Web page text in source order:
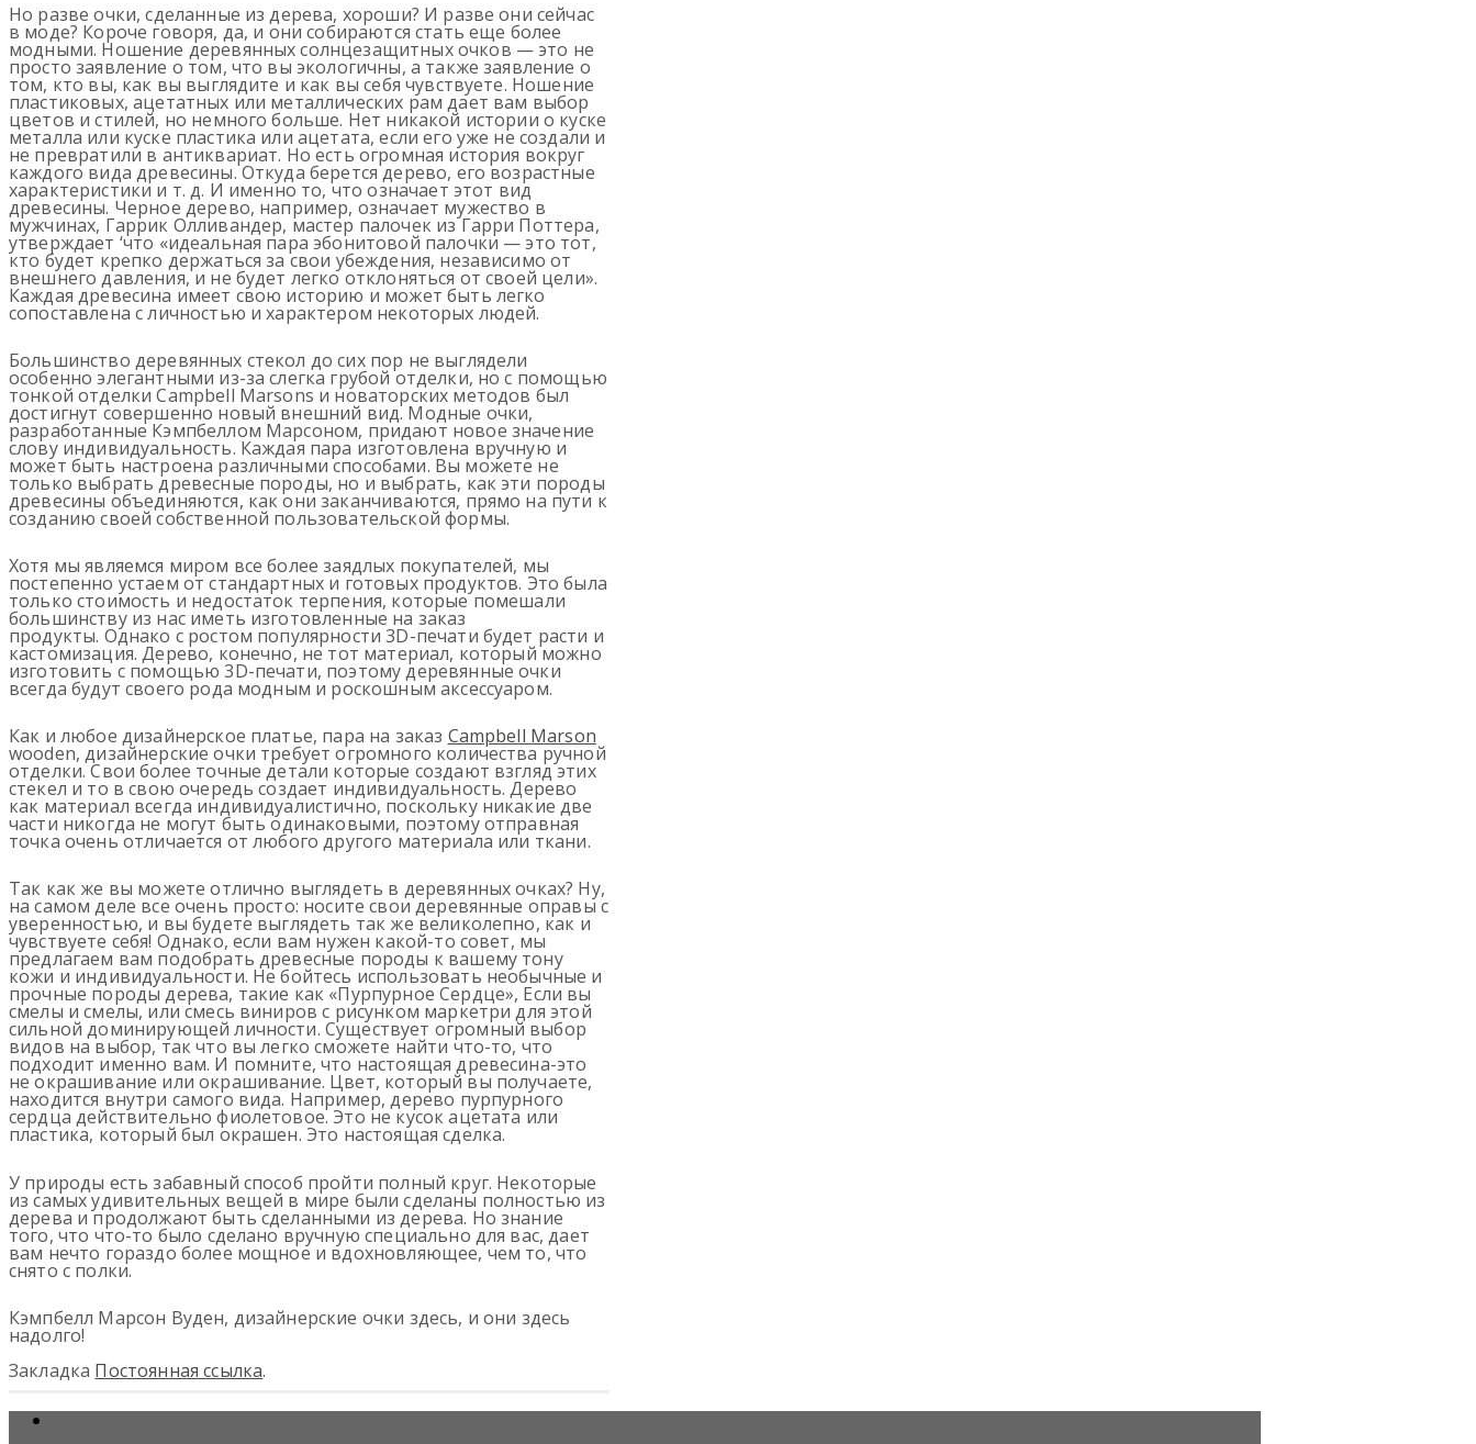
Но разве очки, сделанные из дерева, хороши? И разве они сейчас
в моде? Короче говоря, да, и они собираются стать еще более
модными. Ношение деревянных солнцезащитных очков — это не
просто заявление о том, что вы экологичны, а также заявление о
том, кто вы, как вы выглядите и как вы себя чувствуете. Ношение
пластиковых, ацетатных или металлических рам дает вам выбор
цветов и стилей, но немного больше. Нет никакой истории о куске
металла или куске пластика или ацетата, если его уже не создали и
не превратили в антиквариат. Но есть огромная история вокруг
каждого вида древесины. Откуда берется дерево, его возрастные
характеристики и т. д. И именно то, что означает этот вид
древесины. Черное дерево, например, означает мужество в
мужчинах, Гаррик Олливандер, мастер палочек из Гарри Поттера,
утверждает ‘что «идеальная пара эбонитовой палочки — это тот,
кто будет крепко держаться за свои убеждения, независимо от
внешнего давления, и не будет легко отклоняться от своей цели».
Каждая древесина имеет свою историю и может быть легко
сопоставлена с личностью и характером некоторых людей.
Большинство деревянных стекол до сих пор не выглядели
особенно элегантными из-за слегка грубой отделки, но с помощью
тонкой отделки Campbell Marsons и новаторских методов был
достигнут совершенно новый внешний вид. Модные очки,
разработанные Кэмпбеллом Марсоном, придают новое значение
слову индивидуальность. Каждая пара изготовлена вручную и
может быть настроена различными способами. Вы можете не
только выбрать древесные породы, но и выбрать, как эти породы
древесины объединяются, как они заканчиваются, прямо на пути к
созданию своей собственной пользовательской формы.
Хотя мы являемся миром все более заядлых покупателей, мы
постепенно устаем от стандартных и готовых продуктов. Это была
только стоимость и недостаток терпения, которые помешали
большинству из нас иметь изготовленные на заказ
продукты. Однако с ростом популярности 3D-печати будет расти и
кастомизация. Дерево, конечно, не тот материал, который можно
изготовить с помощью 3D-печати, поэтому деревянные очки
всегда будут своего рода модным и роскошным аксессуаром.
Как и любое дизайнерское платье, пара на заказ Campbell Marson
wooden, дизайнерские очки требует огромного количества ручной
отделки. Свои более точные детали которые создают взгляд этих
стекел и то в свою очередь создает индивидуальность. Дерево
как материал всегда индивидуалистично, поскольку никакие две
части никогда не могут быть одинаковыми, поэтому отправная
точка очень отличается от любого другого материала или ткани.
Так как же вы можете отлично выглядеть в деревянных очках? Ну,
на самом деле все очень просто: носите свои деревянные оправы с
уверенностью, и вы будете выглядеть так же великолепно, как и
чувствуете себя! Однако, если вам нужен какой-то совет, мы
предлагаем вам подобрать древесные породы к вашему тону
кожи и индивидуальности. Не бойтесь использовать необычные и
прочные породы дерева, такие как «Пурпурное Сердце», Если вы
смелы и смелы, или смесь виниров с рисунком маркетри для этой
сильной доминирующей личности. Существует огромный выбор
видов на выбор, так что вы легко сможете найти что-то, что
подходит именно вам. И помните, что настоящая древесина-это
не окрашивание или окрашивание. Цвет, который вы получаете,
находится внутри самого вида. Например, дерево пурпурного
сердца действительно фиолетовое. Это не кусок ацетата или
пластика, который был окрашен. Это настоящая сделка.
У природы есть забавный способ пройти полный круг. Некоторые
из самых удивительных вещей в мире были сделаны полностью из
дерева и продолжают быть сделанными из дерева. Но знание
того, что что-то было сделано вручную специально для вас, дает
вам нечто гораздо более мощное и вдохновляющее, чем то, что
снято с полки.
Кэмпбелл Марсон Вуден, дизайнерские очки здесь, и они здесь
надолго!
Закладка Постоянная ссылка.